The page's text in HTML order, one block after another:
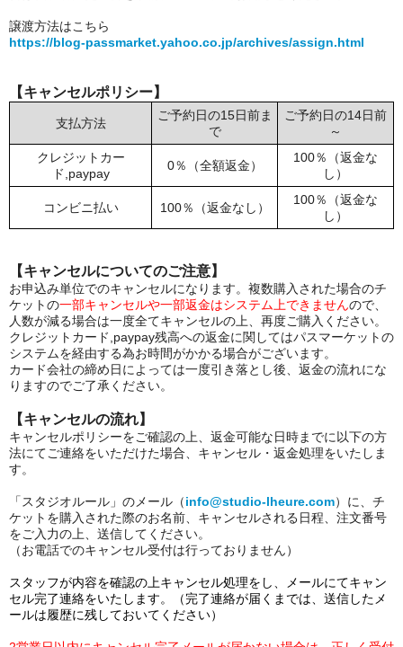
譲渡方法はこちら
https://blog-passmarket.yahoo.co.jp/archives/assign.html
【キャンセルポリシー】
支払方法
ご予約日の15日前ま
で
ご予約日の14日前
～
クレジットカー
ド,paypay
0％（全額返金）
100％（返金な
し）
コンビニ払い 100％（返金なし）
100％（返金な
し）
【キャンセルについてのご注意】
お申込み単位でのキャンセルになります。複数購入された場合のチ
ケットの一部キャンセルや一部返金はシステム上できませんので、
人数が減る場合は一度全てキャンセルの上、再度ご購入ください。
クレジットカード,paypay残高への返金に関してはパスマーケットの
システムを経由する為お時間がかかる場合がございます。
カード会社の締め日によっては一度引き落とし後、返金の流れにな
りますのでご了承ください。
【キャンセルの流れ】
キャンセルポリシーをご確認の上、返金可能な日時までに以下の方
法にてご連絡をいただけた場合、キャンセル・返金処理をいたしま
す。
「スタジオルール」のメール（info@studio-lheure.com）に、チ
ケットを購入された際のお名前、キャンセルされる日程、注文番号
をご入力の上、送信してください。
（お電話でのキャンセル受付は行っておりません）
スタッフが内容を確認の上キャンセル処理をし、メールにてキャン
セル完了連絡をいたします。（完了連絡が届くまでは、送信したメ
ールは履歴に残しておいてください）